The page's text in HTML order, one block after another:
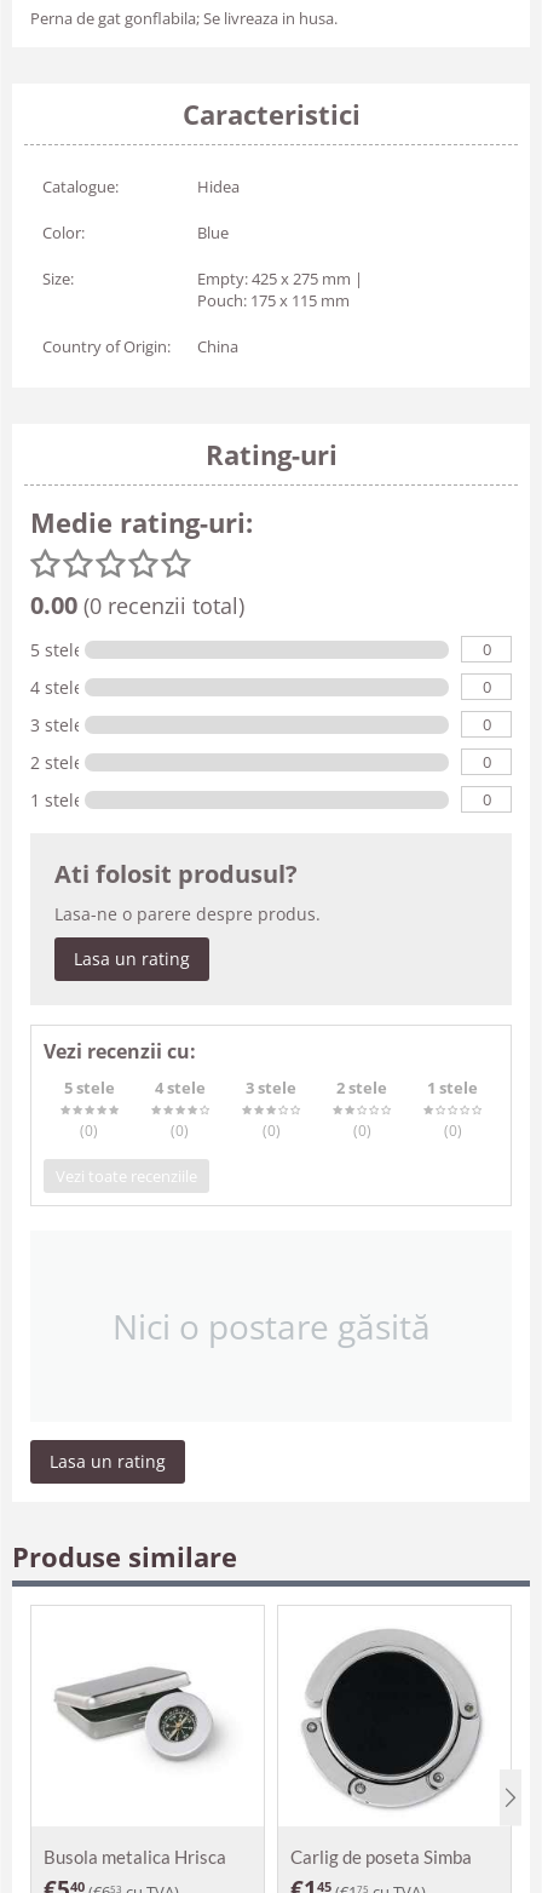
Perna de gat gonflabila; Se livreaza in husa.
Caracteristici
Catalogue: Hidea
Color: Blue
Size:
Empty: 425 x 275 mm |
Pouch: 175 x 115 mm
Country of Origin: China
Rating-uri
Medie rating-uri:
0.00 (0 recenzii total)
5 stele 0
4 stele 0
3 stele 0
2 stele 0
1 stele 0
Ati folosit produsul?
Lasa-ne o parere despre produs.
Lasa un rating
Vezi recenzii cu:
5 stele
(0)
4 stele
(0)
3 stele
(0)
2 stele
(0)
1 stele
(0)
Vezi toate recenziile
Nici o postare găsită
Lasa un rating
Produse similare
Busola metalica Hrisca
40 53
Carlig de poseta Simba
45 75